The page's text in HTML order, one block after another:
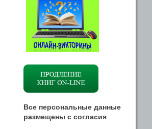
Все персональные данные
размещены с согласия